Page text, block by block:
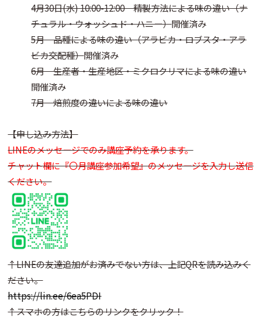
4月30日(水) 10:00-12:00 精製方法による味の違い（ナ
チュラル・ウォッシュド・ハニー）開催済み
5月 品種による味の違い（アラビカ・ロブスタ・アラ
ビカ交配種）開催済み
6月 生産者・生産地区・ミクロクリマによる味の違い
開催済み
7月 焙煎度の違いによる味の違い
【申し込み方法】
LINEのメッセージでのみ講座予約を承ります。
チャット欄に『〇月講座参加希望』のメッセージを入力し送信
ください。
↑LINEの友達追加がお済みでない方は、上記QRを読み込みく
ださい。
https://lin.ee/6ea5PDI
↑スマホの方はこちらのリンクをクリック！